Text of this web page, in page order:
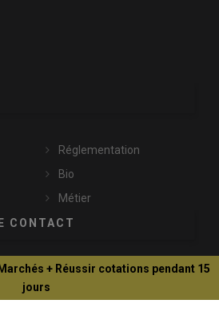
Réglementation
Bio
Métier
CONTACT
+ Réussir cotations pendant 15
jours